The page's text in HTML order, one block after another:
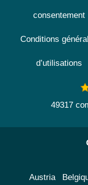
consentement
Conditions
d’utilisations
49317
Austria